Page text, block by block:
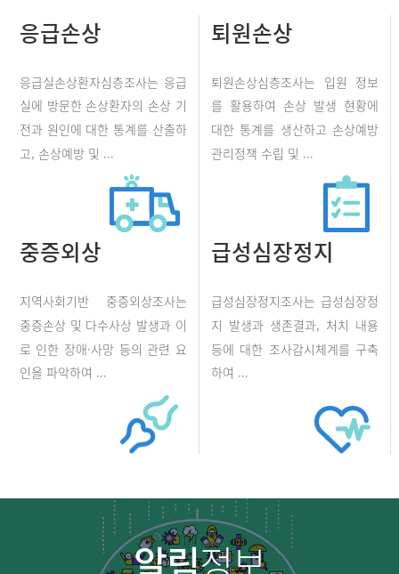
응급손상
응급실손상환자심층조사는 응급
실에 방문한 손상환자의 손상 기
전과 원인에 대한 통계를 산출하
고, 손상예방 및 ...
퇴원손상
퇴원손상심층조사는 입원 정보
를 활용하여 손상 발생 현황에
대한 통계를 생산하고 손상예방
관리정책 수립 및 ...
중증외상
지역사회기반 중증외상조사는
중증손상 및 다수사상 발생과 이
로 인한 장애·사망 등의 관련 요
인을 파악하여 ...
급성심장정지
급성심장정지조사는 급성심장정
지 발생과 생존결과, 처치 내용
등에 대한 조사감시체계를 구축
하여 ...
알림정보